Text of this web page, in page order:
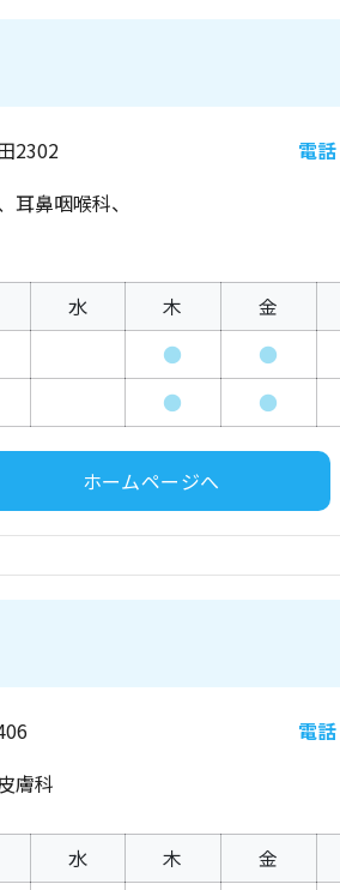
2302 電話
耳鼻咽喉科、
水 木 金
● ●
● ●
ホームページへ
電話
膚科
水 木 金